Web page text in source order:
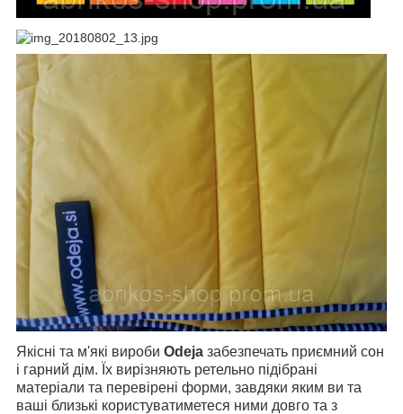
Якісні та м'які вироби Odeja забезпечать приємний сон
і гарний дім. Їх вирізняють ретельно підібрані
матеріали та перевірені форми, завдяки яким ви та
ваші близькі користуватиметеся ними довго та з